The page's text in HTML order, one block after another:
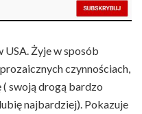
USA. Żyje w sposób
czynnościach,
swoją drogą bardzo
najbardziej). Pokazuje